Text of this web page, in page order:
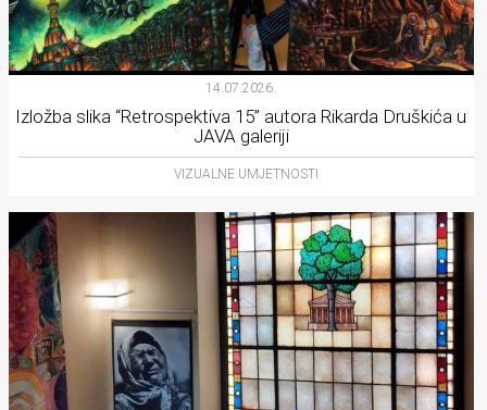
14.07.2026.
Izložba slika “Retrospektiva 15” autora Rikarda Druškića u
JAVA galeriji
VIZUALNE UMJETNOSTI